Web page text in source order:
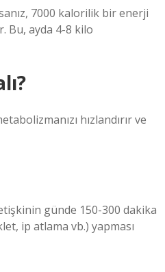
7000 kalorilik bir enerji
Bu, ayda 4-8 kilo
hızlandırır ve
günde 150-300 dakika
ip atlama vb.) yapması